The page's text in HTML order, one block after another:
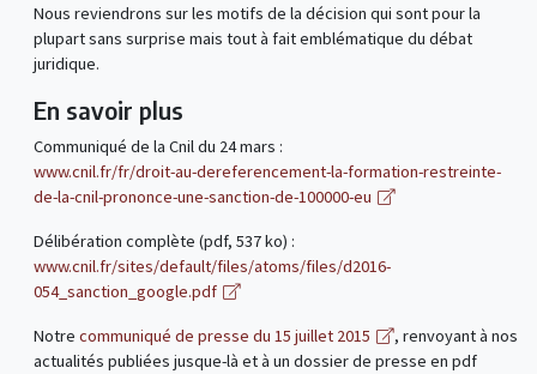
Nous reviendrons sur les motifs de la décision qui sont pour la
plupart sans surprise mais tout à fait emblématique du débat
juridique.
En savoir plus
Communiqué de la Cnil du 24 mars :
www.cnil.fr/fr/droit-au-dereferencement-la-formation-restreinte-
de-la-cnil-prononce-une-sanction-de-100000-eu
Délibération complète (pdf, 537 ko) :
www.cnil.fr/sites/default/files/atoms/files/d2016-
054_sanction_google.pdf
Notre communiqué de presse du 15 juillet 2015
, renvoyant à nos
actualités publiées jusque-là et à un dossier de presse en pdf